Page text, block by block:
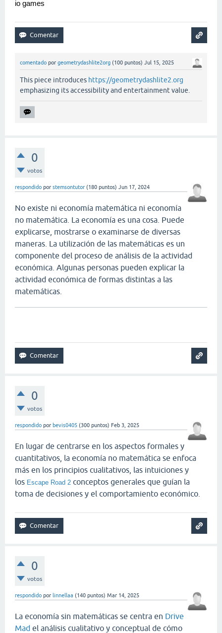
io games
comentado por geometrydashlite2org (100 puntos) Jul 15, 2025
This piece introduces https://geometrydashlite2.org
emphasizing its accessibility and entertainment value.
0
votos
respondido por stemsontutor (180 puntos) Jun 17, 2024
No existe ni economía matemática ni economía
no matemática. La economía es una cosa. Puede
explicarse, mostrarse o examinarse de diversas
maneras. La utilización de las matemáticas es un
componente del proceso de análisis de la actividad
económica. Algunas personas pueden explicar la
actividad económica de formas distintas a las
matemáticas.
0
votos
respondido por bevis0405 (300 puntos) Feb 3, 2025
En lugar de centrarse en los aspectos formales y
cuantitativos, la economía no matemática se enfoca
más en los principios cualitativos, las intuiciones y
los Escape Road 2 conceptos generales que guían la
toma de decisiones y el comportamiento económico.
0
votos
respondido por linnellaa (140 puntos) Mar 14, 2025
La economía sin matemáticas se centra en Drive
Mad el análisis cualitativo y conceptual de cómo